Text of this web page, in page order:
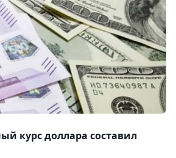
курс доллара составил